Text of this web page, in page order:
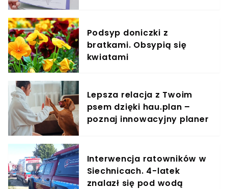
Podsyp doniczki z
bratkami. Obsypią się
kwiatami
Lepsza relacja z Twoim
psem dzięki hau.plan –
poznaj innowacyjny planer
Interwencja ratowników w
Siechnicach. 4-latek
znalazł się pod wodą